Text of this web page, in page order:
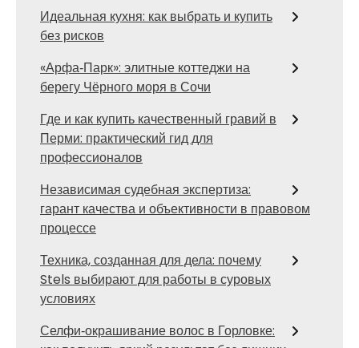
Идеальная кухня: как выбрать и купить
без рисков
«Арфа‑Парк»: элитные коттеджи на
берегу Чёрного моря в Сочи
Где и как купить качественный гравий в
Перми: практический гид для
профессионалов
Независимая судебная экспертиза:
гарант качества и объективности в правовом
процессе
Техника, созданная для дела: почему
Stels выбирают для работы в суровых
условиях
Селфи‑окрашивание волос в Горловке: